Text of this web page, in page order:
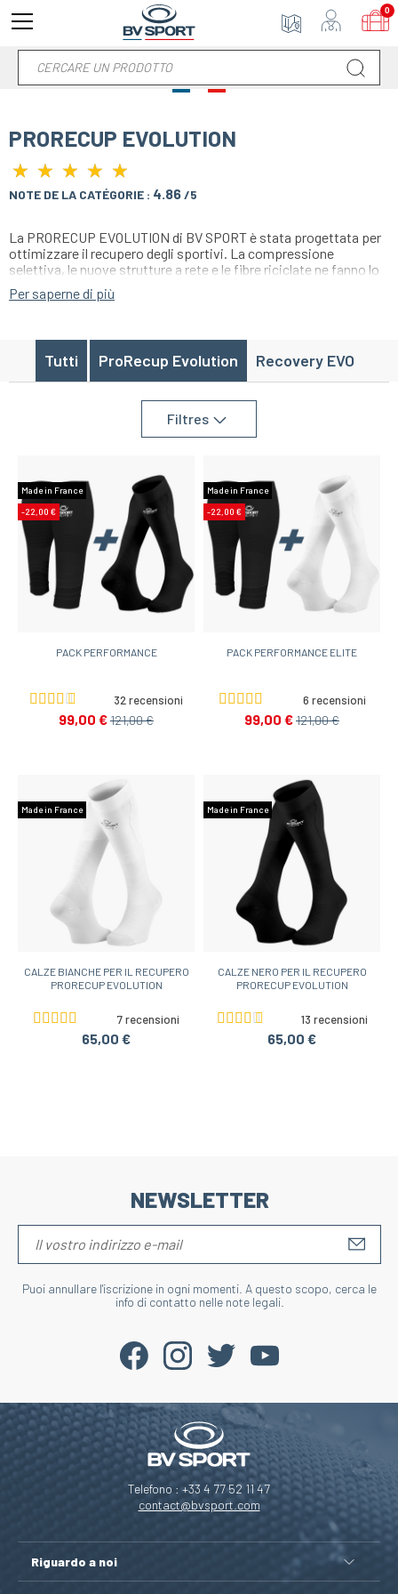
PRORECUP EVOLUTION
★ ★ ★ ★ ★
★ ★ ★ ★ ★
NOTE DE LA CATÉGORIE : 4.86/5
La PRORECUP EVOLUTION di BV SPORT è stata progettata per
ottimizzare il recupero degli sportivi. La compressione
selettiva, le nuove strutture a rete e le fibre riciclate ne fanno lo
strumento ideale per prevenire la fatica, ridurre il rischio di
lesioni e favorire il recupero muscolare. Prodotto in Francia, è
Per saperne di più
Tutti ProRecup Evolution Recovery EVO
Filtres
Made in France
-22,00 €
PACK PERFORMANCE
32 recensioni
99,00 €121,00 €
Made in France
-22,00 €
PACK PERFORMANCE ELITE
6 recensioni
99,00 €121,00 €
Made in France
CALZE BIANCHE PER IL RECUPERO
PRORECUP EVOLUTION
7 recensioni
65,00 €
Made in France
CALZE NERO PER IL RECUPERO
PRORECUP EVOLUTION
13 recensioni
65,00 €
NEWSLETTER
Puoi annullare l'iscrizione in ogni momenti. A questo scopo, cerca le
info di contatto nelle note legali.
Telefono : +33 4 77 52 11 47
contact@bvsport.com
Riguardo a noi
0